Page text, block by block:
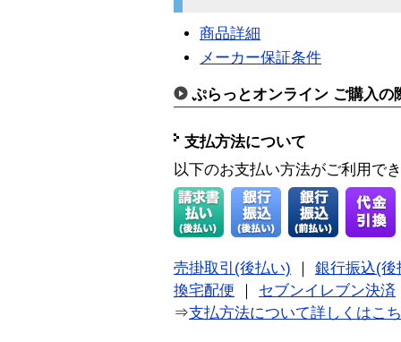
商品詳細
メーカー保証条件
ぷらっとオンライン ご購入の
支払方法について
以下のお支払い方法がご利用で
売掛取引(後払い)
銀行振込(後
換宅配便
セブンイレブン決済
⇒支払方法について詳しくはこ